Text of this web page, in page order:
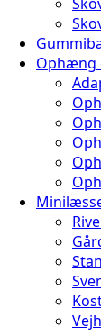
Ophæng